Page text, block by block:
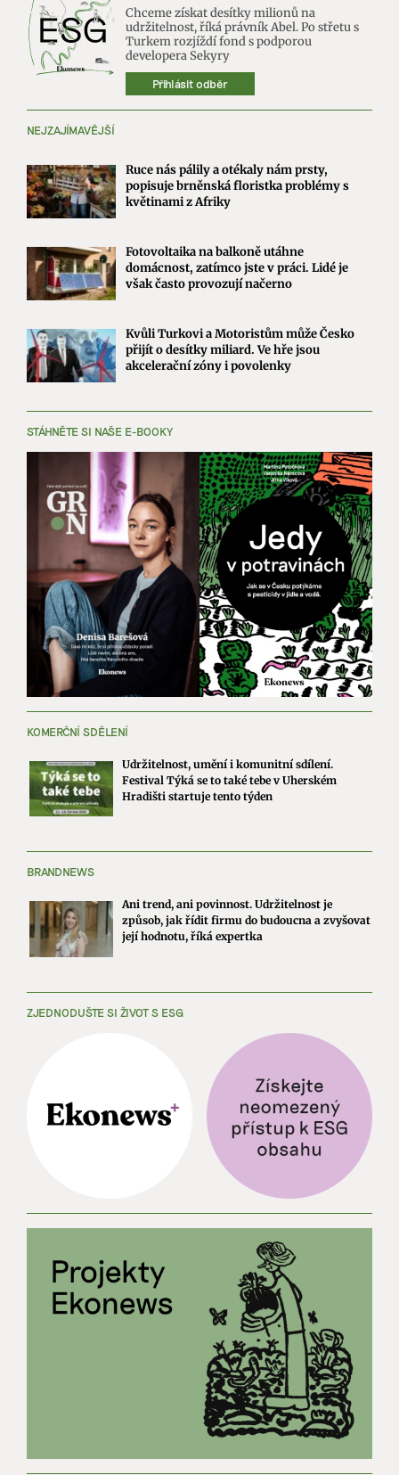
Chceme získat desítky milionů na
udržitelnost, říká právník Abel. Po střetu s
Turkem rozjíždí fond s podporou
developera Sekyry
Přihlásit odběr
NEJZAJÍMAVĚJŠÍ
Ruce nás pálily a otékaly nám prsty,
popisuje brněnská floristka problémy s
květinami z Afriky
Fotovoltaika na balkoně utáhne
domácnost, zatímco jste v práci. Lidé je
však často provozují načerno
Kvůli Turkovi a Motoristům může Česko
přijít o desítky miliard. Ve hře jsou
akcelerační zóny i povolenky
STÁHNĚTE SI NAŠE E-BOOKY
KOMERČNÍ SDĚLENÍ
Udržitelnost, umění i komunitní sdílení.
Festival Týká se to také tebe v Uherském
Hradišti startuje tento týden
BRANDNEWS
Ani trend, ani povinnost. Udržitelnost je
způsob, jak řídit firmu do budoucna a zvyšovat
její hodnotu, říká expertka
ZJEDNODUŠTE SI ŽIVOT S ESG